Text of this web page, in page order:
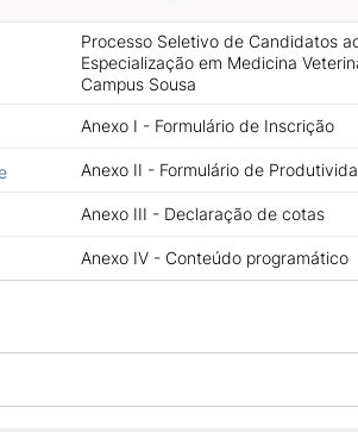
Processo Seletivo de Candidatos
Especialização em Medicina
Campus Sousa
Anexo I - Formulário de Inscrição
Anexo II - Formulário de
Anexo III - Declaração de cotas
Anexo IV - Conteúdo programático